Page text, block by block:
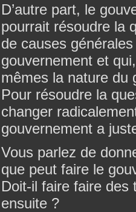
D’autre part, le
pourrait résoudre la
de causes
gouvernement et
mêmes la nature du
Pour résoudre la
changer
gouvernement a
Vous parlez de
que peut faire le
Doit-il faire faire des
ensuite ?